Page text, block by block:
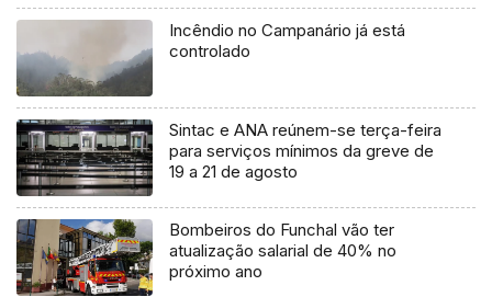
Incêndio no Campanário já está
controlado
Sintac e ANA reúnem-se terça-feira
para serviços mínimos da greve de
19 a 21 de agosto
Bombeiros do Funchal vão ter
atualização salarial de 40% no
próximo ano